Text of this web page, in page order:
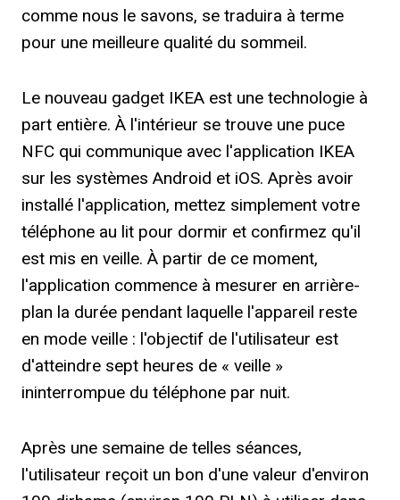
comme nous le savons, se traduira à terme
pour une meilleure qualité du sommeil.
Le nouveau gadget IKEA est une technologie à
part entière. À l'intérieur se trouve une puce
NFC qui communique avec l'application IKEA
sur les systèmes Android et iOS. Après avoir
installé l'application, mettez simplement votre
téléphone au lit pour dormir et confirmez qu'il
est mis en veille. À partir de ce moment,
l'application commence à mesurer en arrière-
plan la durée pendant laquelle l'appareil reste
en mode veille : l'objectif de l'utilisateur est
d'atteindre sept heures de « veille »
ininterrompue du téléphone par nuit.
Après une semaine de telles séances,
l'utilisateur reçoit un bon d'une valeur d'environ